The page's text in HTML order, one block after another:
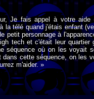
Je fais appel à votre aide
la télé quand j'étais enfant
petit personnage à
tech et c'était leur
séquence où on les voyait
dans cette séquence, on les
m'aider. »